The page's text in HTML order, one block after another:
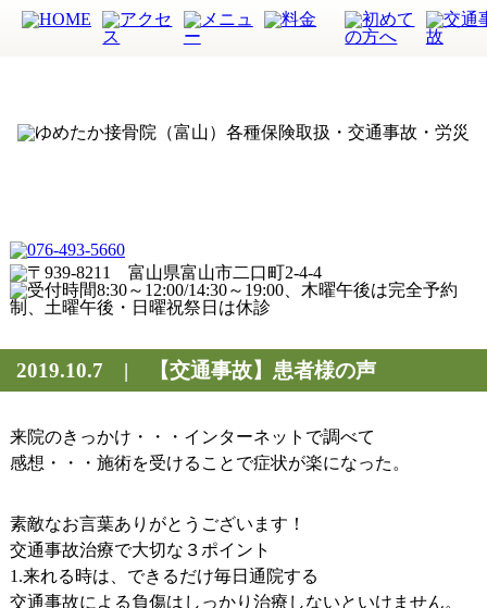
2019.10.7 | 【交通事故】患者様の声
来院のきっかけ・・・インターネットで調べて
感想・・・施術を受けることで症状が楽になった。
素敵なお言葉ありがとうございます！
交通事故治療で大切な３ポイント
1.来れる時は、できるだけ毎日通院する
交通事故による負傷はしっかり治療しないといけません。